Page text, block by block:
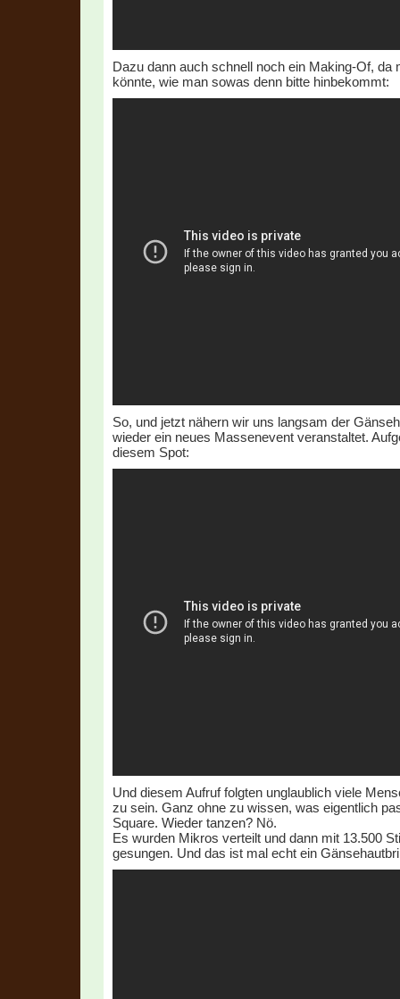
Dazu dann auch schnell noch ein Making-Of, da
könnte, wie man sowas denn bitte hinbekommt:
So, und jetzt nähern wir uns langsam der
wieder ein neues Massenevent veranstaltet.
diesem Spot:
Und diesem Aufruf folgten unglaublich viele
zu sein. Ganz ohne zu wissen, was eigentlich
Square. Wieder tanzen? Nö.
Es wurden Mikros verteilt und dann mit 13.500
gesungen. Und das ist mal echt ein